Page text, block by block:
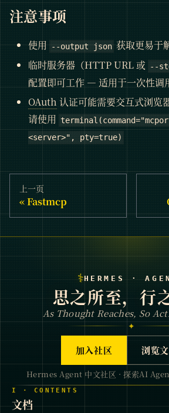
注意事项
使用--output json 获取更易于
临时服务器（HTTP URL 或 --
配置即可工作 — 适用于一次性调
OAuth 认证可能需要交互式浏览
请使用
<server>", pty=true)
上一页
Fastmcp
⚕HERMES ·
思之所至，行
As Thought Reaches, So
✦
加入社区 浏览
Hermes Agent 中文社区 · 探索AI
I · CONTENTS
文档